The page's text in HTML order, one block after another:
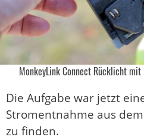
MonkeyLink Connect Rücklicht
Die Aufgabe war jetzt
Stromentnahme aus
zu finden.